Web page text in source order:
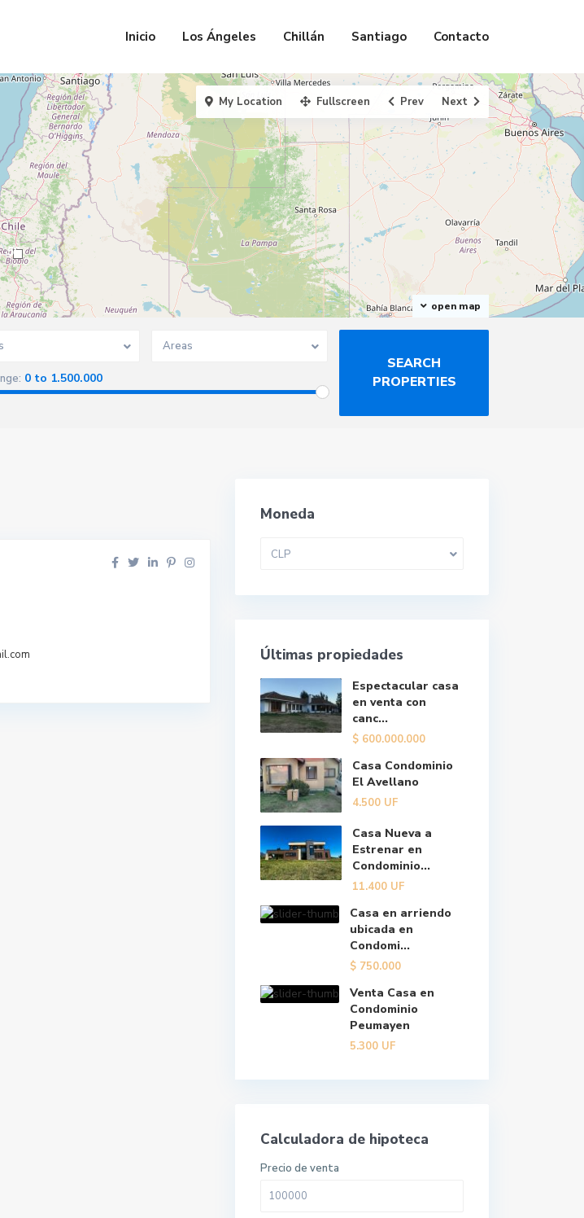
Inicio Los Ángeles Chillán Santiago Contacto
56
open map
My Location Fullscreen Prev Next
Areas
0 to 1.500.000
Moneda
CLP
Últimas propiedades
Espectacular casa
en venta con
canc...
$ 600.000.000
Casa Condominio
El Avellano
4.500 UF
Casa Nueva a
Estrenar en
Condominio...
11.400 UF
Casa en arriendo
ubicada en
Condomi...
$ 750.000
Venta Casa en
Condominio
Peumayen
5.300 UF
Calculadora de hipoteca
Precio de venta